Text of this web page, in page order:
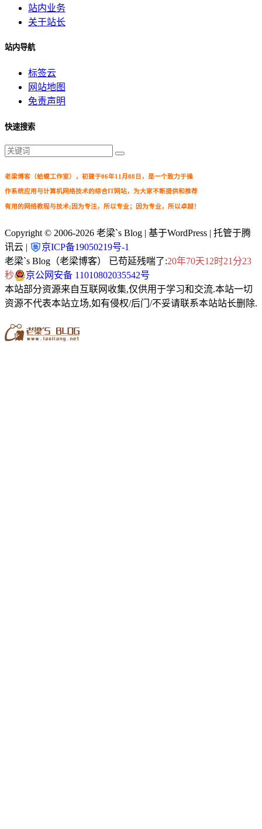
站内业务
关于站长
站内导航
标签云
网站地图
免责声明
快速搜索
老梁博客（蛤蟆工作室），初建于06年11月08日，是一个致力于操
作系统应用与计算机网络技术的综合IT网站，为大家不断提供和推荐
有用的网络教程与技术;因为专注，所以专业；因为专业，所以卓越！
Copyright © 2006-2026 老梁`s Blog | 基于WordPress | 托管于腾
讯云 |
京ICP备19050219号-1
老梁`s Blog（老梁博客） 已苟延残喘了:20年70天12时21分24
秒
京公网安备 11010802035542号
本站部分资源来自互联网收集,仅供用于学习和交流.本站一切
资源不代表本站立场,如有侵权/后门/不妥请联系本站站长删除.